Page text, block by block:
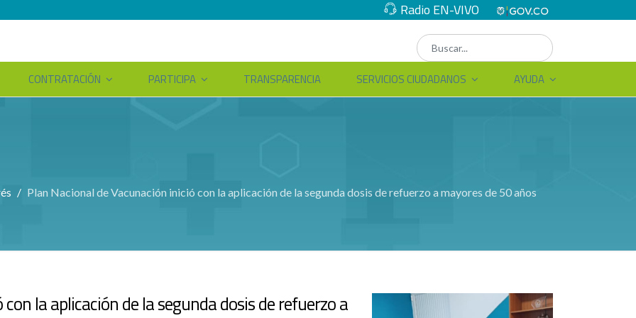
Radio EN-VIVO
CONTRATACIÓN PARTICIPA TRANSPARENCIA SERVICIOS CIUDADANOS AYUDA
Plan Nacional de Vacunación inició con la aplicación de la segunda dosis de refuerzo a mayores de 50 años
la aplicación de la segunda dosis de refuerzo a